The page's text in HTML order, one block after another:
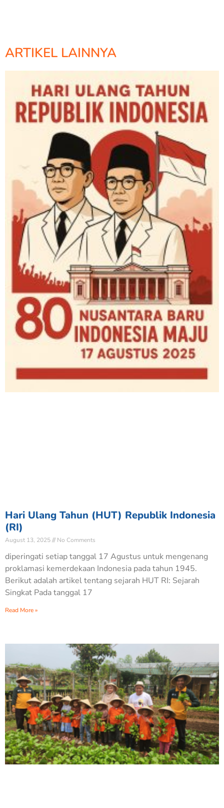
ARTIKEL LAINNYA
Hari Ulang Tahun (HUT) Republik Indonesia
(RI)
August 13, 2025 No Comments
diperingati setiap tanggal 17 Agustus untuk mengenang
proklamasi kemerdekaan Indonesia pada tahun 1945.
Berikut adalah artikel tentang sejarah HUT RI: Sejarah
Singkat Pada tanggal 17
Read More »